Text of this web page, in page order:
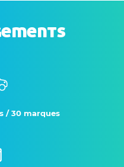
/ 30 marques